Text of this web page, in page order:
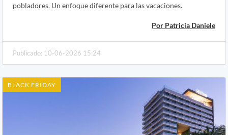
pobladores. Un enfoque diferente para las vacaciones.
Por Patricia Daniele
Publicado: 10-06-2026 15:24
BLACK FRIDAY